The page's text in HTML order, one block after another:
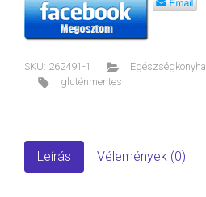
SKU: 262491-1 Egészségkonyha
gluténmentes
Leírás Vélemények (0)